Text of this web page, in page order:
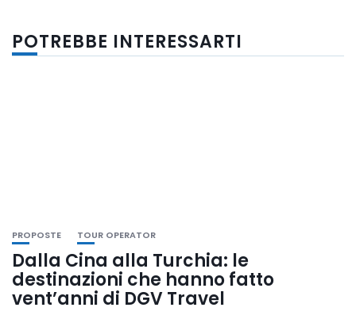
POTREBBE INTERESSARTI
PROPOSTE TOUR OPERATOR
Dalla Cina alla Turchia: le
destinazioni che hanno fatto
vent’anni di DGV Travel